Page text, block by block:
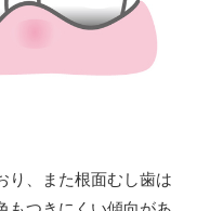
り、また根面むし歯は